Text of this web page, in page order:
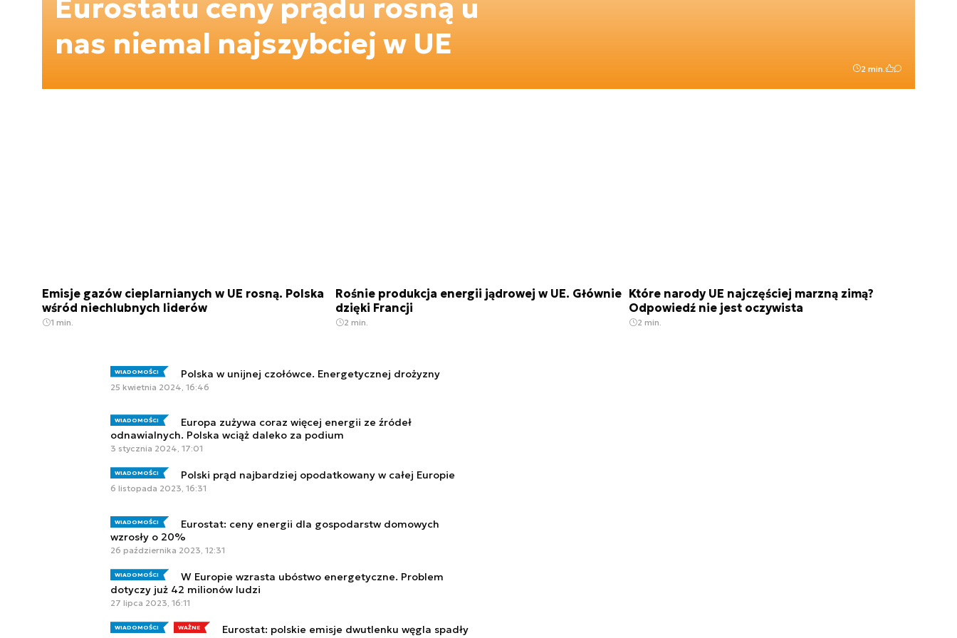
Eurostatu ceny prądu rosną u
nas niemal najszybciej w UE
2 min.
Emisje gazów cieplarnianych w UE rosną. Polska
wśród niechlubnych liderów
1 min.
Rośnie produkcja energii jądrowej w UE. Głównie
dzięki Francji
2 min.
Które narody UE najczęściej marzną zimą?
Odpowiedź nie jest oczywista
2 min.
WIADOMOŚCI Polska w unijnej czołówce. Energetycznej drożyzny
25 kwietnia 2024, 16:46
WIADOMOŚCI
Europa zużywa coraz więcej energii ze źródeł
odnawialnych. Polska wciąż daleko za podium
3 stycznia 2024, 17:01
WIADOMOŚCI Polski prąd najbardziej opodatkowany w całej Europie
6 listopada 2023, 16:31
WIADOMOŚCI
Eurostat: ceny energii dla gospodarstw domowych
wzrosły o 20%
26 października 2023, 12:31
WIADOMOŚCI
W Europie wzrasta ubóstwo energetyczne. Problem
dotyczy już 42 milionów ludzi
27 lipca 2023, 16:11
WIADOMOŚCI WAŻNE
Eurostat: polskie emisje dwutlenku węgla spadły